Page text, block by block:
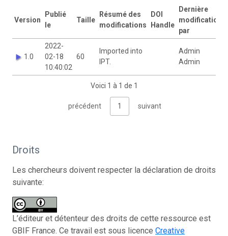
Version
Publié
le
Taille
Résumé des
modifications
DOI
Handle
Dernière
modification
par
1.0
2022-
02-18
10:40:02
60
Imported into
IPT.
Admin
Admin
Voici 1 à 1 de 1
précédent 1 suivant
Droits
Les chercheurs doivent respecter la déclaration de droits
suivante:
L’éditeur et détenteur des droits de cette ressource est
GBIF France. Ce travail est sous licence Creative